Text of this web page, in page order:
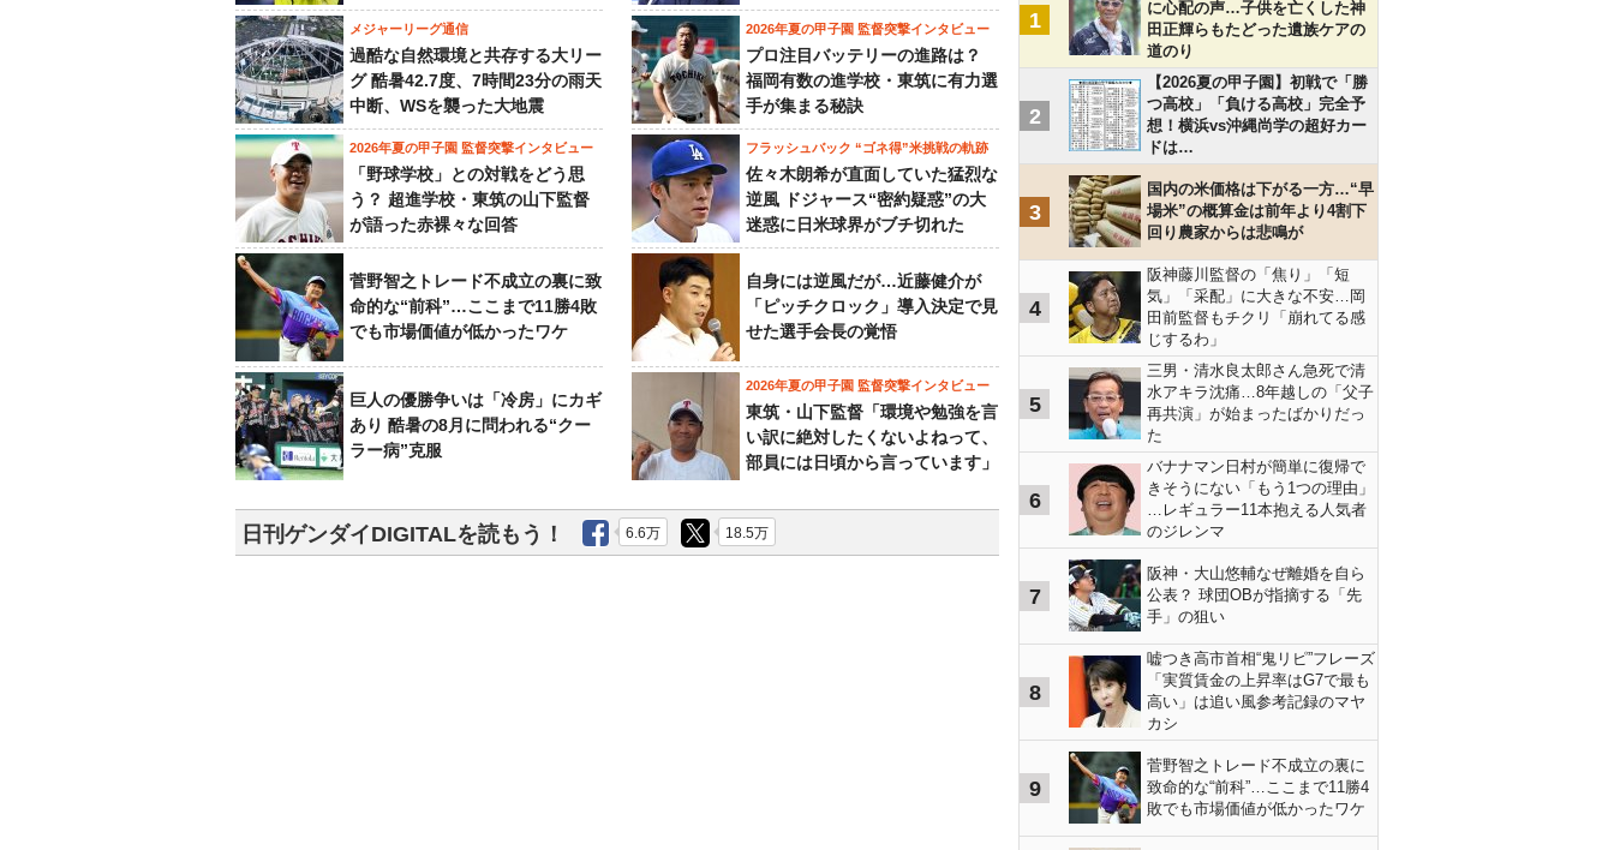
メジャーリーグ通信
過酷な自然環境と共存する大リー
グ 酷暑42.7度、7時間23分の雨天
中断、WSを襲った大地震
2026年夏の甲子園 監督突撃インタビュー
プロ注目バッテリーの進路は？
福岡有数の進学校・東筑に有力選
手が集まる秘訣
2026年夏の甲子園 監督突撃インタビュー
「野球学校」との対戦をどう思
う？ 超進学校・東筑の山下監督
が語った赤裸々な回答
フラッシュバック “ゴネ得”米挑戦の軌跡
佐々木朗希が直面していた猛烈な
逆風 ドジャース“密約疑惑”の大
迷惑に日米球界がブチ切れた
菅野智之トレード不成立の裏に致
命的な“前科”…ここまで11勝4敗
でも市場価値が低かったワケ
自身には逆風だが…近藤健介が
「ピッチクロック」導入決定で見
せた選手会長の覚悟
巨人の優勝争いは「冷房」にカギ
あり 酷暑の8月に問われる“クー
ラー病”克服
2026年夏の甲子園 監督突撃インタビュー
東筑・山下監督「環境や勉強を言
い訳に絶対したくないよねって、
部員には日頃から言っています」
日刊ゲンダイDIGITALを読もう！ 6.6万 18.5万
1
に心配の声…子供を亡くした神
田正輝らもたどった遺族ケアの
道のり
2
【2026夏の甲子園】初戦で「勝
つ高校」「負ける高校」完全予
想！横浜vs沖縄尚学の超好カー
ドは…
3
国内の米価格は下がる一方…“早
場米”の概算金は前年より4割下
回り農家からは悲鳴が
4
阪神藤川監督の「焦り」「短
気」「采配」に大きな不安…岡
田前監督もチクリ「崩れてる感
じするわ」
5
三男・清水良太郎さん急死で清
水アキラ沈痛…8年越しの「父子
再共演」が始まったばかりだっ
た
6
バナナマン日村が簡単に復帰で
きそうにない「もう1つの理由」
…レギュラー11本抱える人気者
のジレンマ
7
阪神・大山悠輔なぜ離婚を自ら
公表？ 球団OBが指摘する「先
手」の狙い
8
嘘つき高市首相“鬼リピ”フレーズ
「実質賃金の上昇率はG7で最も
高い」は追い風参考記録のマヤ
カシ
9
菅野智之トレード不成立の裏に
致命的な“前科”…ここまで11勝4
敗でも市場価値が低かったワケ